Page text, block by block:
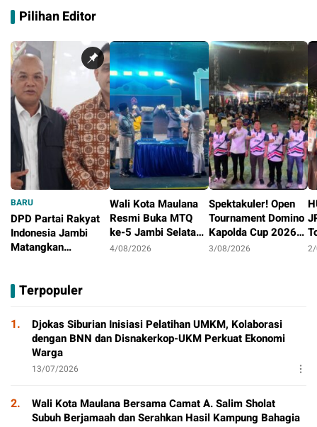
Pilihan Editor
BARU
DPD Partai Rakyat
Indonesia Jambi
Matangkan
Pertama
Wali Kota Maulana
Resmi Buka MTQ
ke-5 Jambi Selatan,
Syiar Al-Qur’an
4/08/2026
Spektakuler! Open
Tournament Domino
Kapolda Cup 2026
Ditutup Meriah,
3/08/2026
Terpopuler
1.
Djokas Siburian Inisiasi Pelatihan UMKM, Kolaborasi
dengan BNN dan Disnakerkop-UKM Perkuat Ekonomi
Warga
13/07/2026
2.
Wali Kota Maulana Bersama Camat A. Salim Sholat
Subuh Berjamaah dan Serahkan Hasil Kampung Bahagia